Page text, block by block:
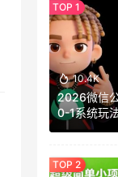
10.4K
2026微信
0-1系统玩